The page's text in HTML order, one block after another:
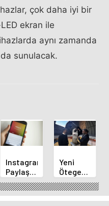
çok daha iyi bir
ekran ile
aynı zamanda
sunulacak.
Instagram,
Paylaşımlarda
Müzik
Değiştirme
Özelliğini
Yeni
Ötegezegen
Keşfi:
Türk
Bilim